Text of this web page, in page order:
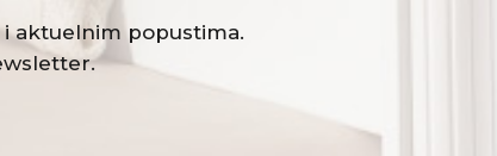
aktuelnim popustima.